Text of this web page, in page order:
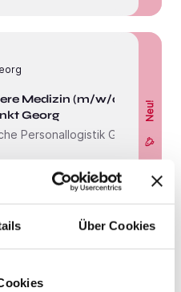
Über Cookies
Medizin (m/w/d) in
Georg
Personallogistik GmbH
Neu!